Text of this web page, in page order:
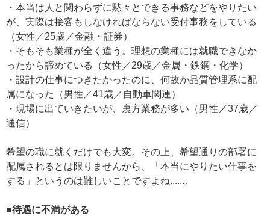
・本当は人と関わらずに黙々とできる事務などをやりたい
が、実際は接客もしなければならない受付事務をしている
（女性／25歳／金融・証券）
・そもそも業種が全く違う。理想の業種には就職できなか
ったから諦めている（女性／29歳／金属・鉄鋼・化学）
・設計の仕事につきたかったのに、何故か品質管理系に配
属になった（男性／41歳／自動車関連）
・現場に出ていきたいが、裏方業務が多い（男性／37歳／
通信）
希望の職に就くだけでも大変。その上、希望通りの部署に
配属されるとは限りませんから、「本当にやりたい仕事を
する」というのは難しいことですよね......。
■待遇に不満がある